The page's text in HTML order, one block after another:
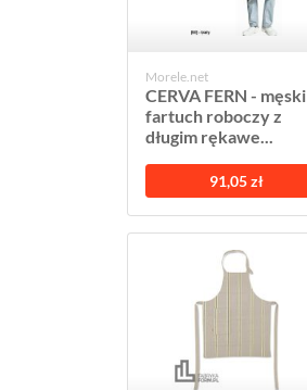
Morele.net
CERVA FERN - męski
fartuch roboczy z
długim rękawe...
91,05 zł